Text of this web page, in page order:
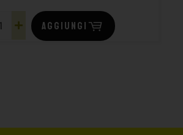
AGGIUNGI